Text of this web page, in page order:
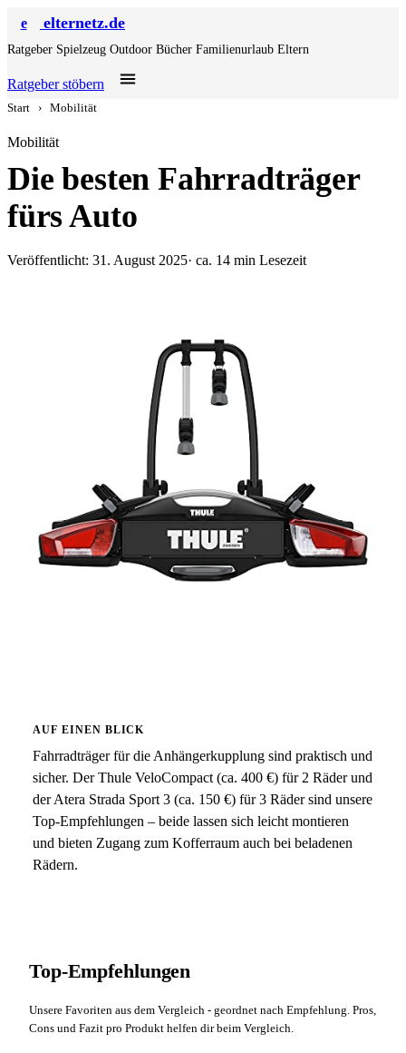
e elternetz.de
Ratgeber Spielzeug Outdoor Bücher Familienurlaub Eltern
Ratgeber stöbern
Start › Mobilität
Mobilität
Die besten Fahrradträger
fürs Auto
Veröffentlicht: 31. August 2025· ca. 14 min Lesezeit
AUF EINEN BLICK
Fahrradträger für die Anhängerkupplung sind praktisch und
sicher. Der Thule VeloCompact (ca. 400 €) für 2 Räder und
der Atera Strada Sport 3 (ca. 150 €) für 3 Räder sind unsere
Top-Empfehlungen – beide lassen sich leicht montieren
und bieten Zugang zum Kofferraum auch bei beladenen
Rädern.
Top-Empfehlungen
Unsere Favoriten aus dem Vergleich - geordnet nach Empfehlung. Pros,
Cons und Fazit pro Produkt helfen dir beim Vergleich.